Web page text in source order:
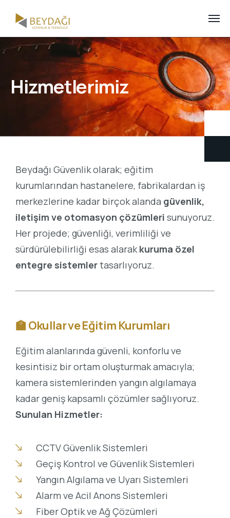
Hizmetlerimiz
Beydağı Güvenlik olarak; eğitim
kurumlarından hastanelere, fabrikalardan iş
merkezlerine kadar birçok alanda güvenlik,
iletişim ve otomasyon çözümleri sunuyoruz.
Her projede; güvenliği, verimliliği ve
sürdürülebilirliği esas alarakkuruma özel
entegre sistemlertasarlıyoruz.
🏫Okullar ve Eğitim Kurumları
Eğitim alanlarında güvenli, konforlu ve
kesintisiz bir ortam oluşturmak amacıyla;
kamera sistemlerinden yangın algılamaya
kadar geniş kapsamlı çözümler sağlıyoruz.
Sunulan Hizmetler:
CCTV Güvenlik Sistemleri
Geçiş Kontrol ve Güvenlik Sistemleri
Yangın Algılama ve Uyarı Sistemleri
Alarm ve Acil Anons Sistemleri
Fiber Optik ve Ağ Çözümleri